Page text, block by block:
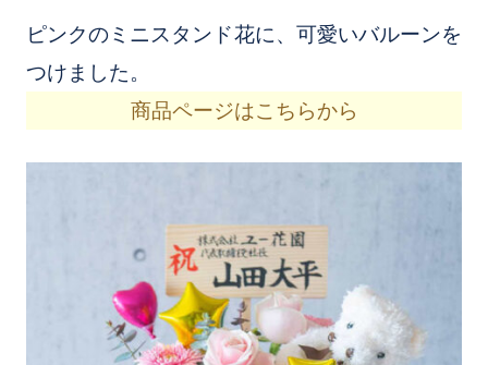
ピンクのミニスタンド花に、可愛いバルーンを
つけました。
商品ページはこちらから